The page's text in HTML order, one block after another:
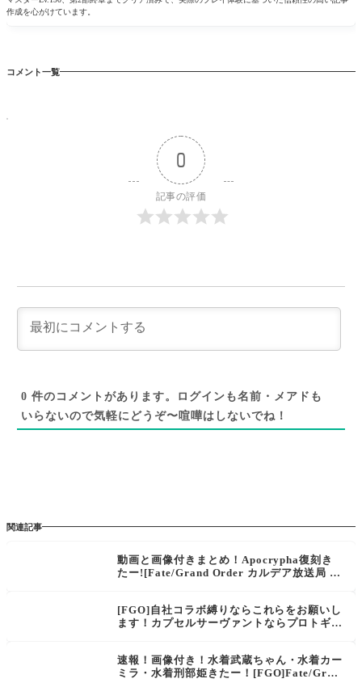
作成を心がけています。
コメント一覧
0
記事の評価
0 件のコメントがあります。ログインも名前・メアドも
いらないので気軽にどうぞ〜喧嘩はしないでね！
関連記事
動画と画像付きまとめ！Apocrypha復刻き
たー![Fate/Grand Order カルデア放送局 臨
定！
[FGO]自社コラボ縛りならこれらをお願いし
ます！カプセルサーヴァントならプロトギル
速報！画像付き！水着武蔵ちゃん・水着カー
ミラ・水着刑部姫きたー！[FGO]Fate/Gran